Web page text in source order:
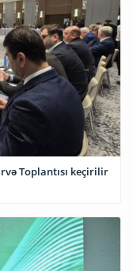
Toplantısı keçirilir